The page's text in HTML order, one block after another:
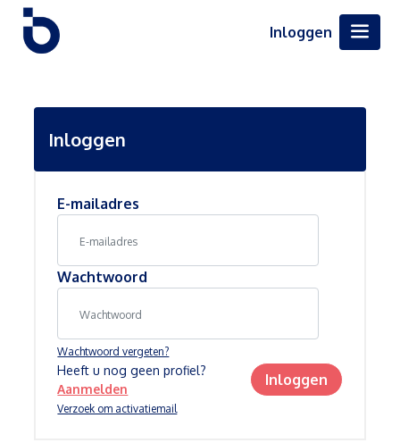
Inloggen
Inloggen
E-mailadres
Wachtwoord
Wachtwoord vergeten?
Verzoek om activatiemail
Heeft u nog geen profiel?
Aanmelden
Inloggen